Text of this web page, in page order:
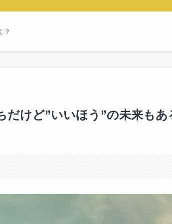
？
だけど”いいほう”の未来もあ